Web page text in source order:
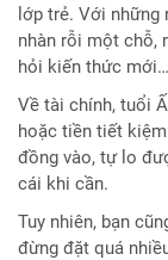
lớp trẻ. Với
nhàn rỗi một chỗ,
hỏi kiến thức mới…
Về tài chính, tuổi
hoặc tiền tiết
đồng vào, tự lo
cái khi cần.
Tuy nhiên, bạn
đừng đặt quá